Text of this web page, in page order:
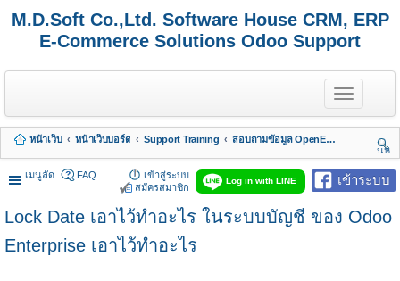
M.D.Soft Co.,Ltd. Software House CRM, ERP
E-Commerce Solutions Odoo Support
T
o
g
e
n
a
หน้าเว็บ หน้าเว็บบอร์ด Support Training
สอบถามข้อมูล OpenERP 7 - Odoo 8, 9, 10, 11, 12, 13, 14, 15,.. รวมถึง Odoo Enterprise
นห
า
เมนูลัด
เข้าระบบ
Log in with LINE
FAQ
เข้าสู่ระบบ
สมัครสมาชิก
Lock Date เอาไว้ทำอะไร ในระบบบัญชี ของ Odoo
Enterprise เอาไว้ทำอะไร